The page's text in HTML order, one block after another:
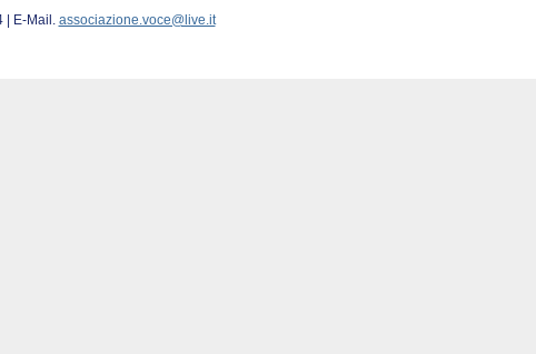
| E-Mail. associazione.voce@live.it